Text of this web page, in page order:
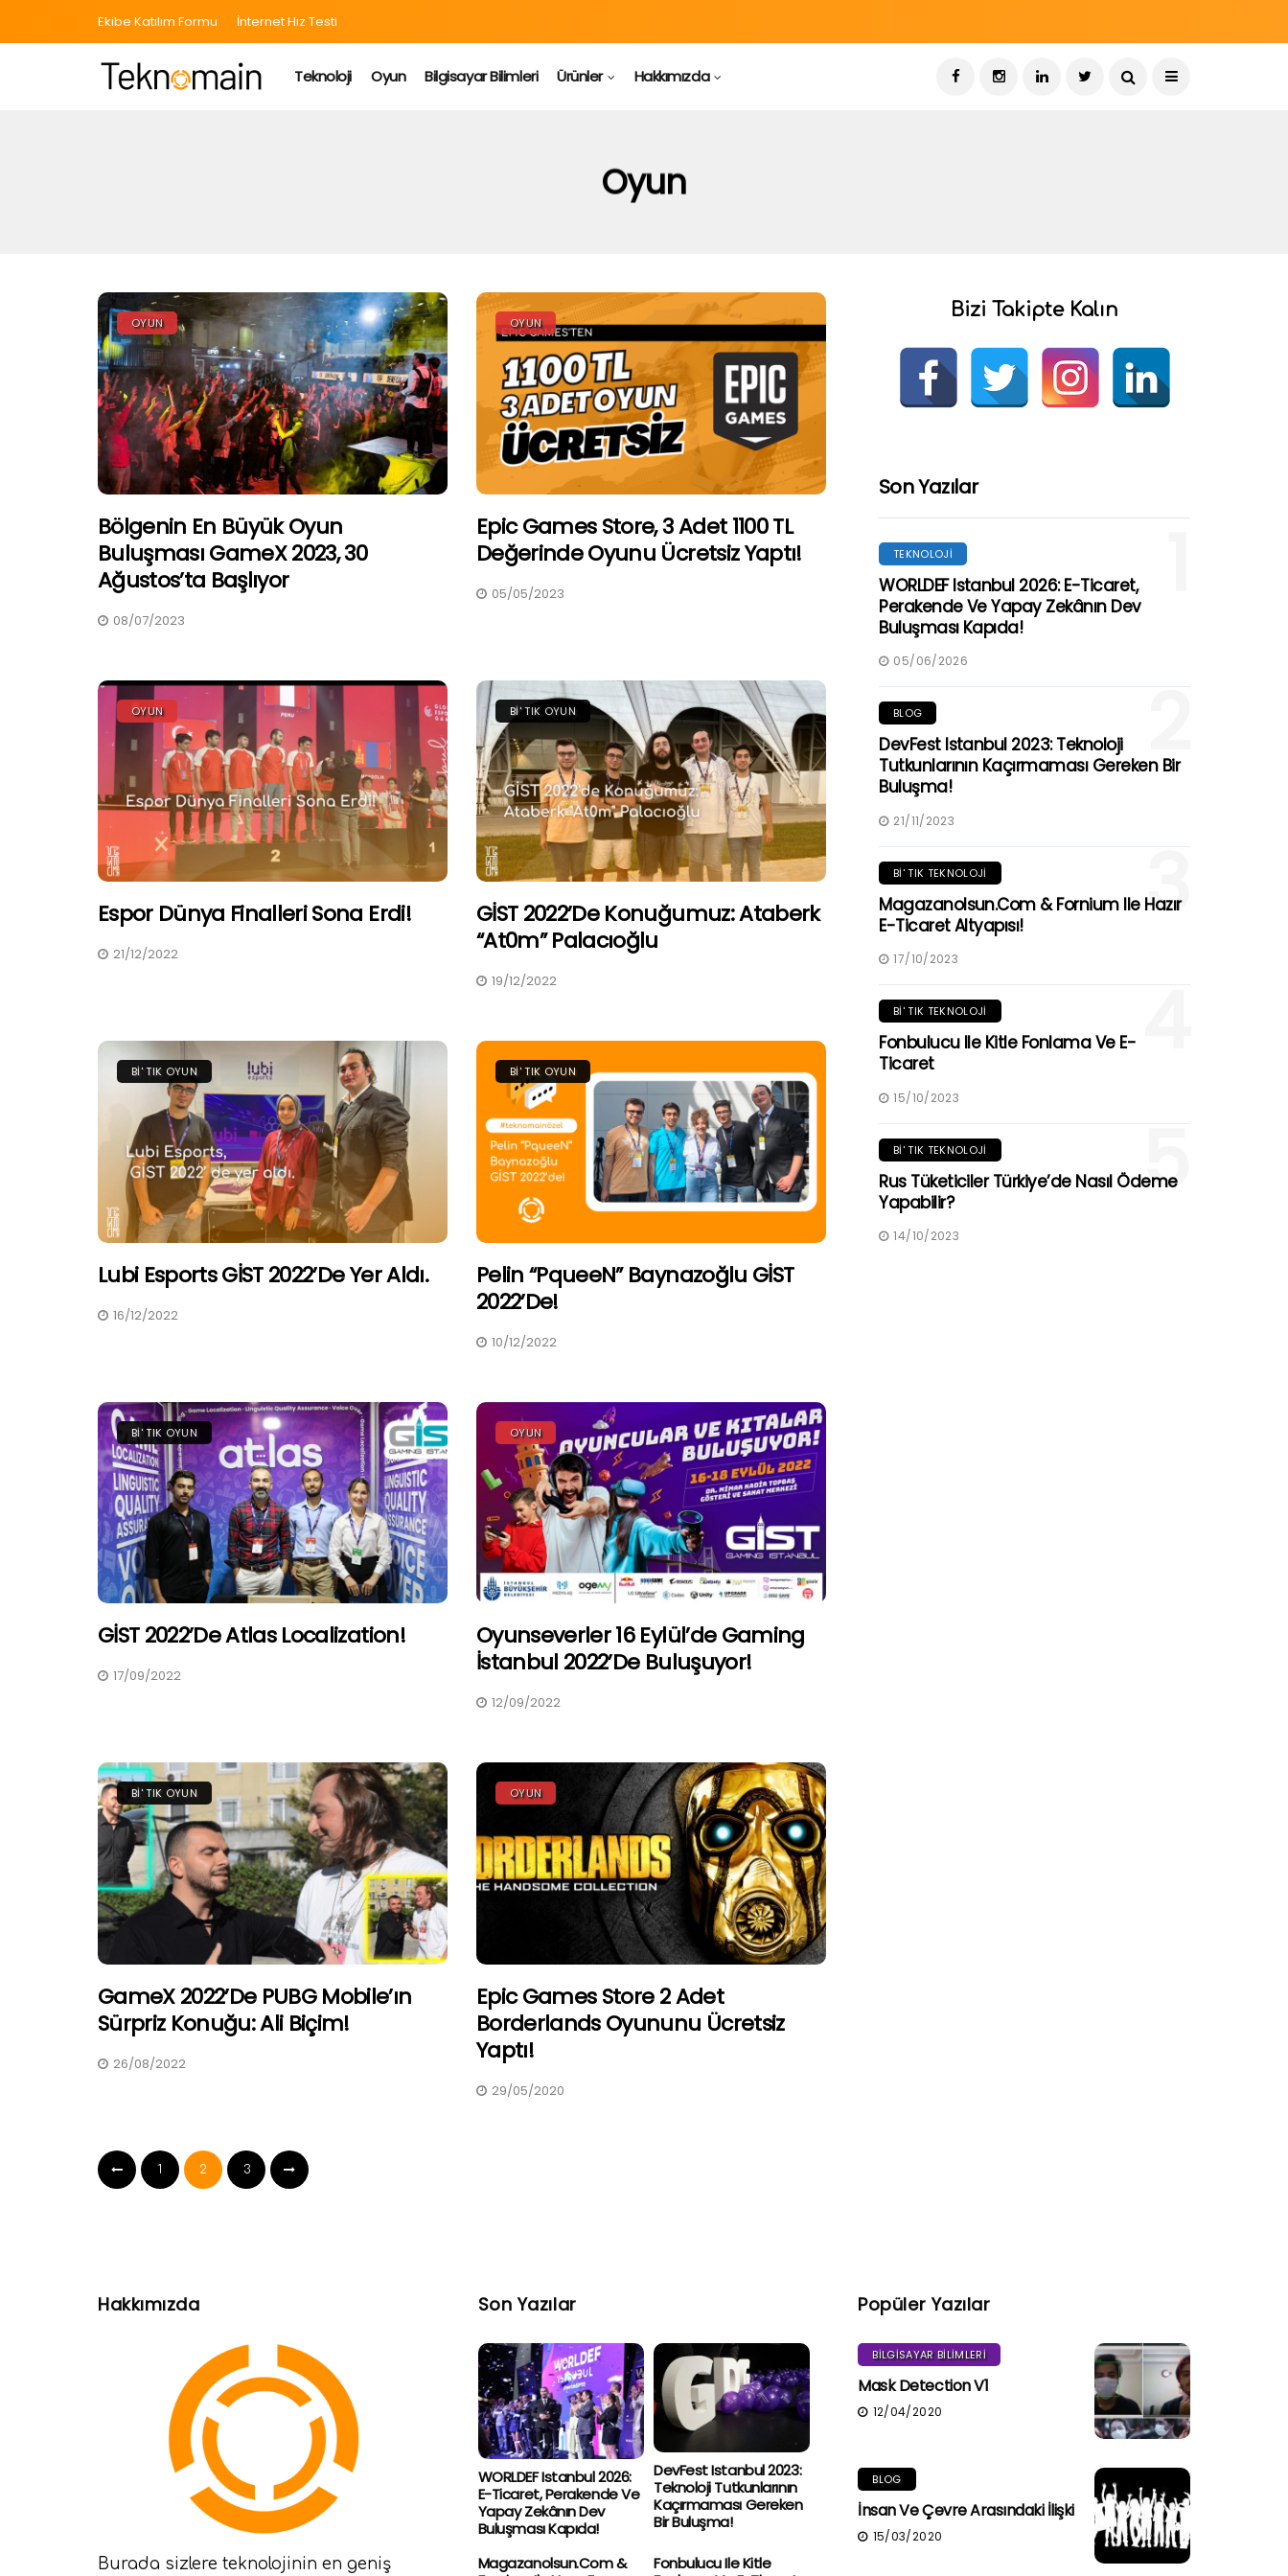
Ekibe Katılım Formu İnternet Hız Testi
Teknoloji Oyun Bilgisayar Bilimleri Ürünler Hakkımızda
Oyun
OYUN
Bölgenin En Büyük Oyun
Buluşması GameX 2023, 30
Ağustos’ta Başlıyor
08/07/2023
OYUN
Epic Games Store, 3 Adet 1100 TL
Değerinde Oyunu Ücretsiz Yaptı!
05/05/2023
OYUN
Espor Dünya Finalleri Sona Erdi!
21/12/2022
BI' TIK OYUN
GİST 2022’de Konuğumuz: Ataberk
“At0m” Palacıoğlu
19/12/2022
BI' TIK OYUN
Lubi Esports GİST 2022’de Yer Aldı.
16/12/2022
BI' TIK OYUN
Pelin “PqueeN” Baynazoğlu GİST
2022’de!
10/12/2022
BI' TIK OYUN
GİST 2022’de Atlas Localization!
17/09/2022
OYUN
Oyunseverler 16 Eylül’de Gaming
İstanbul 2022’de Buluşuyor!
12/09/2022
BI' TIK OYUN
GameX 2022’de PUBG Mobile’ın
Sürpriz Konuğu: Ali Biçim!
26/08/2022
OYUN
Epic Games Store 2 Adet
Borderlands Oyununu Ücretsiz
Yaptı!
29/05/2020
1 2 3
Bizi Takipte Kalın
Son Yazılar
TEKNOLOJI
WORLDEF Istanbul 2026: E-Ticaret,
Perakende Ve Yapay Zekânın Dev
Buluşması Kapıda!
05/06/2026
BLOG
DevFest Istanbul 2023: Teknoloji
Tutkunlarının Kaçırmaması Gereken Bir
Buluşma!
21/11/2023
3
BI' TIK TEKNOLOJI
Magazanolsun.com & Fornium Ile Hazır
E-Ticaret Altyapısı!
17/10/2023
BI' TIK TEKNOLOJI
Fonbulucu Ile Kitle Fonlama Ve E-
Ticaret
15/10/2023
5
BI' TIK TEKNOLOJI
Rus Tüketiciler Türkiye’de Nasıl Ödeme
Yapabilir?
14/10/2023
Hakkımızda
Burada sizlere teknolojinin en geniş
Son Yazılar
WORLDEF Istanbul 2026:
E-Ticaret, Perakende Ve
Yapay Zekânın Dev
Buluşması Kapıda!
DevFest Istanbul 2023:
Teknoloji Tutkunlarının
Kaçırmaması Gereken
Bir Buluşma!
Magazanolsun.com &
Fonbulucu Ile Kitle
Popüler Yazılar
BILGISAYAR BILIMLERI
Mask Detection V1
12/04/2020
BLOG
İnsan Ve Çevre Arasındaki İlişki
15/03/2020